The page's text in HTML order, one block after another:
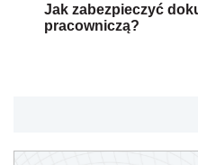
Jak zabezpieczyć
pracowniczą?